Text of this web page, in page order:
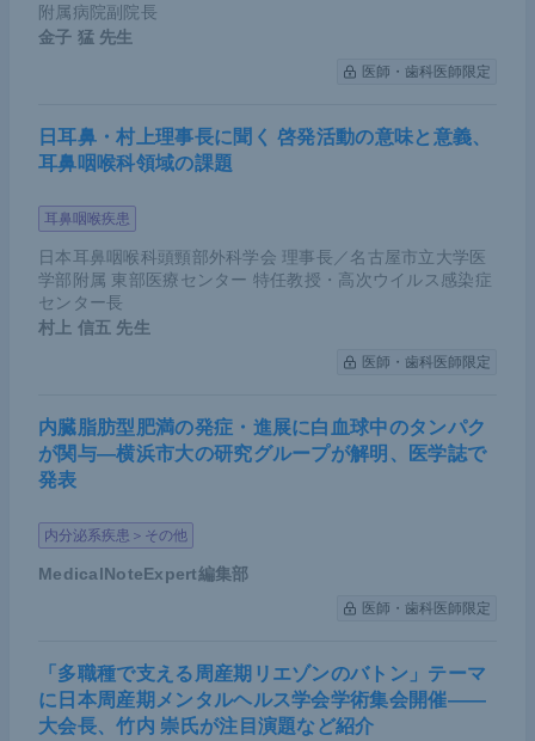
る。
附属病院副院長
金子 猛 先生
医師・歯科医師限定
日耳鼻・村上理事長に聞く 啓発活動の意味と意義、
耳鼻咽喉科領域の課題
耳鼻咽喉疾患
日本耳鼻咽喉科頭頸部外科学会 理事長／名古屋市立大学医
学部附属 東部医療センター 特任教授・高次ウイルス感染症
センター長
村上 信五 先生
医師・歯科医師限定
内臓脂肪型肥満の発症・進展に白血球中のタンパク
が関与―横浜市大の研究グループが解明、医学誌で
発表
内分泌系疾患＞その他
MedicalNoteExpert編集部
医師・歯科医師限定
「多職種で支える周産期リエゾンのバトン」テーマ
に日本周産期メンタルヘルス学会学術集会開催――
大会長、竹内 崇氏が注目演題など紹介